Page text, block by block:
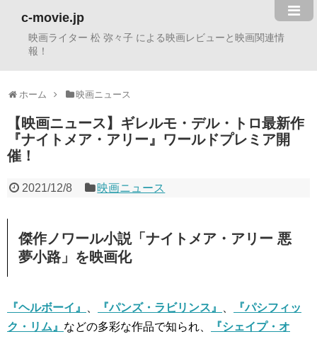
c-movie.jp
映画ライター 松 弥々子 による映画レビューと映画関連情
報！
ホーム 映画ニュース
【映画ニュース】ギレルモ・デル・トロ最新作
『ナイトメア・アリー』ワールドプレミア開
催！
2021/12/8 映画ニュース
傑作ノワール小説「ナイトメア・アリー 悪
夢小路」を映画化
『ヘルボーイ』 『パンズ・ラビリンス』
『パシフィッ
ク・リム』 などの多彩な作品で知られ、
『シェイプ・オ